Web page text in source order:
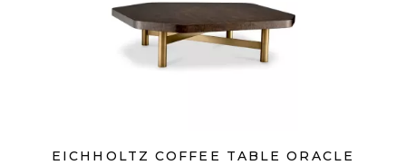
EICHHOLTZ COFFEE TABLE ORACLE